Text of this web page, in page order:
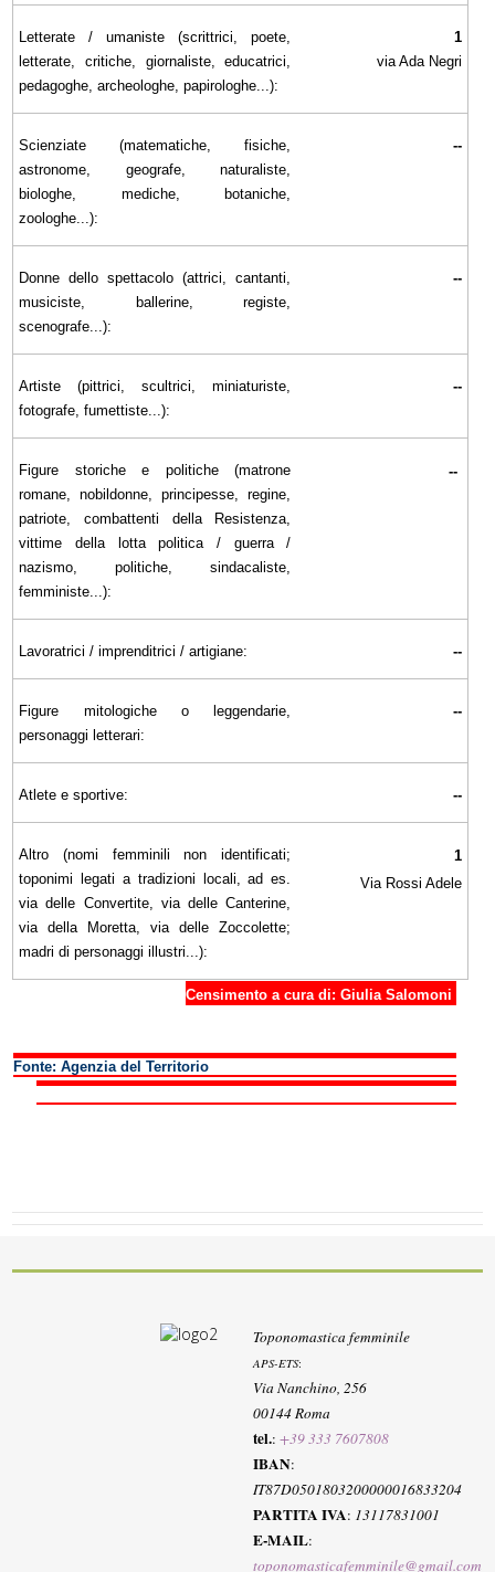
Letterate / umaniste (scrittrici, poete,
letterate, critiche, giornaliste, educatrici,
pedagoghe, archeologhe, papirologhe...):
1
via Ada Negri
Scienziate (matematiche, fisiche,
astronome, geografe, naturaliste,
biologhe, mediche, botaniche,
zoologhe...):
--
Donne dello spettacolo (attrici, cantanti,
musiciste, ballerine, registe,
scenografe...):
--
Artiste (pittrici, scultrici, miniaturiste,
fotografe, fumettiste...):
--
Figure storiche e politiche (matrone
romane, nobildonne, principesse, regine,
patriote, combattenti della Resistenza,
vittime della lotta politica / guerra /
nazismo, politiche, sindacaliste,
femministe...):
--
Lavoratrici / imprenditrici / artigiane: --
Figure mitologiche o leggendarie,
personaggi letterari:
--
Atlete e sportive: --
Altro (nomi femminili non identificati;
toponimi legati a tradizioni locali, ad es.
via delle Convertite, via delle Canterine,
via della Moretta, via delle Zoccolette;
madri di personaggi illustri...):
1
Via Rossi Adele
Censimento a cura di: Giulia Salomoni
Fonte: Agenzia del Territorio
Toponomastica femminile
APS-ETS:
Via Nanchino, 256
00144 Roma
tel.:+39 333 7607808
IBAN:
IT87D0501803200000016833204
PARTITA IVA: 13117831001
E-MAIL:
toponomasticafemminile@gmail.com